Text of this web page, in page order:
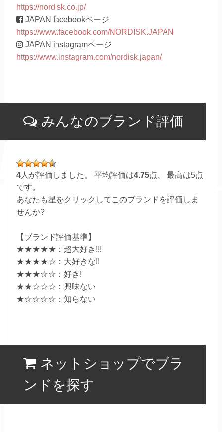
https://nordisk.co.jp/
JAPAN facebookページ
https://www.facebook.com/NORDISK.JAPAN
JAPAN instagramページ
https://www.instagram.com/nordisk.japan/
みんなのブランド評価
4 人が評価しました。 平均評価は4.75点、 最高は5点
です。
あなたも星をクリックしてこのブランドを評価しま
せんか?
【ブランド評価基準】
★★★★★：超大好き!!!
★★★★☆：大好きな!!
★★★☆☆：好き!
★★☆☆☆：興味ない
★☆☆☆☆：知らない
ネットショップでブラ
ンドを探す